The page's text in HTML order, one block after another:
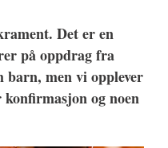
Det er en
på oppdrag fra
barn, men vi opplever
og noen